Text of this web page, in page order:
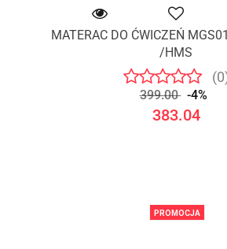
MATERAC DO ĆWICZEŃ
/HMS
399.00 -4%
383.04
PROMOCJA